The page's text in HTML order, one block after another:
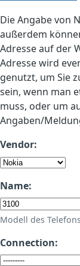
Die Angabe von
außerdem
Adresse auf der
Adresse wird
genutzt, um Sie
sein, wenn man
muss, oder um
Angaben/
Vendor:
Name:
Modell des
Connection: